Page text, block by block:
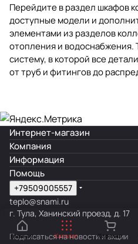
Перейдите в раздел шкафов
доступные модели и
элементами из разделов
отопленияи водоснабжения.
систему, в которой все
от труб и фитингов до
Главная Каталог Корзина
Интернет-магазин
Компания
Информация
Помощь
+79509005557
teplo@snami.ru
г. Тула, Ханинский проезд, д. 17
Подписатьсяна новости и акции